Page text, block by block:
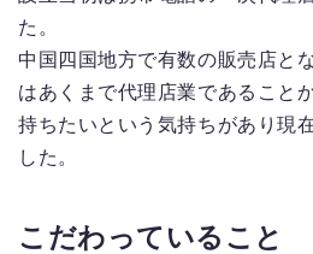
た。
中国四国地方で有数の販売店と
はあくまで代理店業であること
持ちたいという気持ちがあり現
した。
こだわっていること